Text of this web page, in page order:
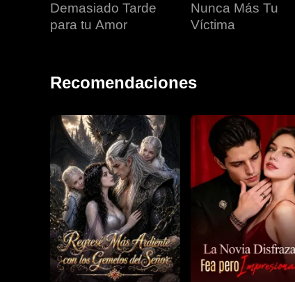
Demasiado Tarde
para tu Amor
Nunca Más Tu
Víctima
Recomendaciones